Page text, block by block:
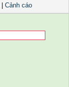
Cảnh cáo